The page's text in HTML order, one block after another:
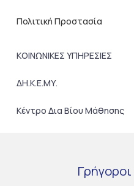
Πολιτική Προστασία
ΚΟΙΝΩΝΙΚΕΣ ΥΠΗΡΕΣΙΕΣ
ΔΗ.Κ.Ε.ΜΥ.
Κέντρο Δια Βίου Μάθησης
Γρήγοροι